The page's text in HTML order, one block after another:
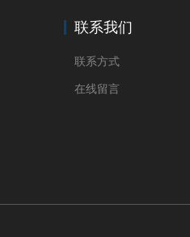
联系我们
联系方式
在线留言